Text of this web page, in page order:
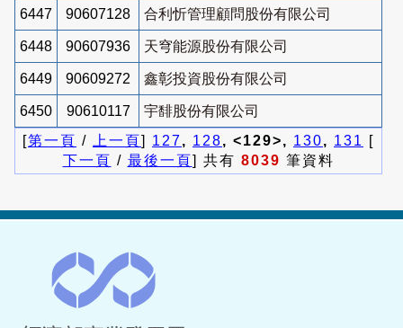
6447 90607128 合利忻管理顧問股份有限公司
6448 90607936 天穹能源股份有限公司
6449 90609272 鑫彰投資股份有限公司
6450 90610117
宇馡股份有限公司
[第一頁 / 上一頁] 127, 128, <129>, 130, 131
[
下一頁 / 最後一頁] 共有 8039 筆資料